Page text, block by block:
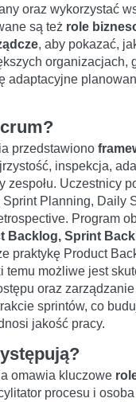
oraz wykorzystać
są też role
, aby pokazać,
organizacjach,
adaptacyjne
przedstawiono
inspekcja,
zespołu. Uczestnicy
Planning, Daily
Program
Backlog, Sprint
praktykę Product
temu możliwe jest
oraz zarządzanie
sprintów, co
jakość pracy.
omawia kluczowe
procesu i